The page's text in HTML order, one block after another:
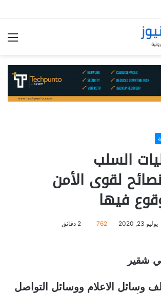
السلب
لقوى الأمن
فيها
يوليو 23, 2020 762
شقير
وسائل الاعلام ووسائل التواصل